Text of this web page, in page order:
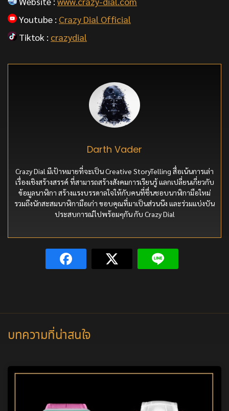
Youtube : Crazy Dial Official
Tiktok : crazydial
Darth Vader
Crazy Dial มีเป้าหมายที่จะเป็น Creative StoryTelling สื่อเน้นการเล่า
เรื่องเชิงสร้างสรรค์ ที่สามารถสร้างสังคมการเรียนรู้ แลกเปลี่ยนเกี่ยวกับ
ข้อมูลนาฬิกา สร้างแรงบรรดาลใจให้กับคนที่ชื่นชอบนาฬิกามือใหม่
รวมถึงนักสะสมนาฬิกามือเก่า ขอบคุณที่มาเป็นส่วนนึง และร่วมแบ่งบัน
ประสบการณ์ไปพร้อมๆกัน กับ Crazy Dial
บทความที่น่าสนใจ